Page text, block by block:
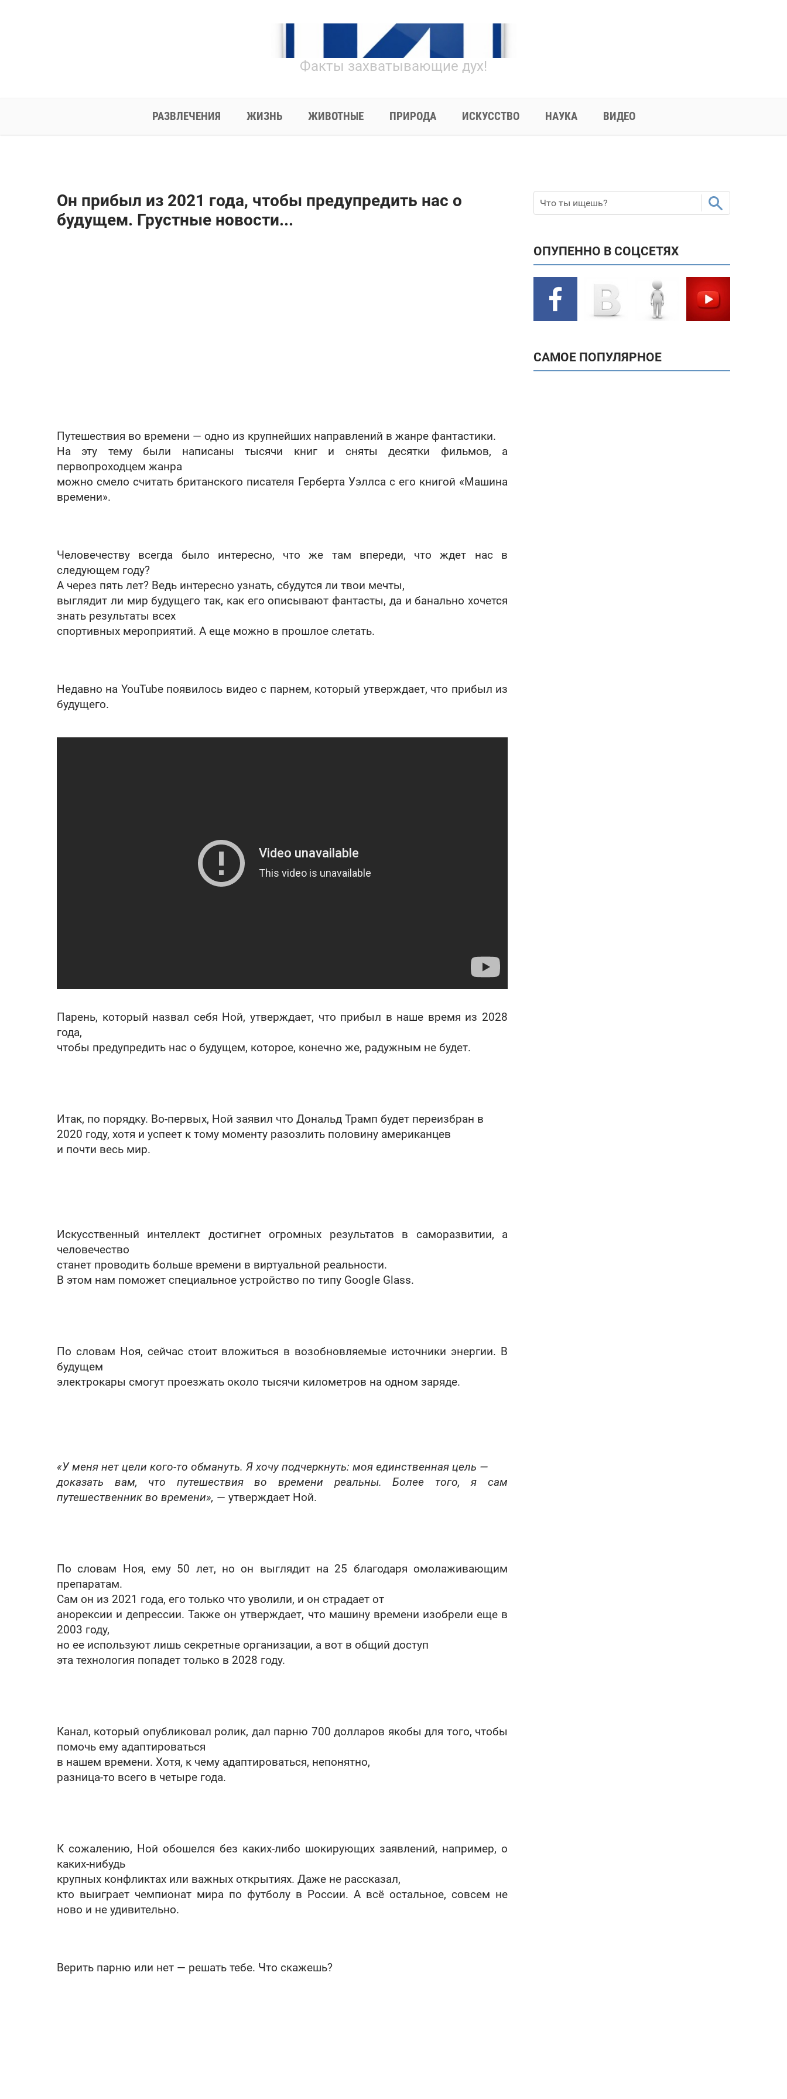
Факты захватывающие дух!
РАЗВЛЕЧЕНИЯ ЖИЗНЬ ЖИВОТНЫЕ ПРИРОДА ИСКУССТВО НАУКА ВИДЕО
Он прибыл из 2021 года, чтобы предупредить нас о
будущем. Грустные новости...
Путешествия во времени — одно из крупнейших направлений в жанре фантастики.
На эту тему были написаны тысячи книг и сняты десятки фильмов, а
первопроходцем жанра
можно смело считать британского писателя Герберта Уэллса с его книгой «Машина
времени».
Человечеству всегда было интересно, что же там впереди, что ждет нас в
следующем году?
А через пять лет? Ведь интересно узнать, сбудутся ли твои мечты,
выглядит ли мир будущего так, как его описывают фантасты, да и банально хочется
знать результаты всех
спортивных мероприятий. А еще можно в прошлое слетать.
Недавно на YouTube появилось видео с парнем, который утверждает, что прибыл из
будущего.
Парень, который назвал себя Ной, утверждает, что прибыл в наше время из 2028
года,
чтобы предупредить нас о будущем, которое, конечно же, радужным не будет.
Итак, по порядку. Во-первых, Ной заявил что Дональд Трамп будет переизбран в
2020 году, хотя и успеет к тому моменту разозлить половину американцев
и почти весь мир.
Искусственный интеллект достигнет огромных результатов в саморазвитии, а
человечество
станет проводить больше времени в виртуальной реальности.
В этом нам поможет специальное устройство по типу Google Glass.
По словам Ноя, сейчас стоит вложиться в возобновляемые источники энергии. В
будущем
электрокары смогут проезжать около тысячи километров на одном заряде.
«У меня нет цели кого-то обмануть. Я хочу подчеркнуть: моя единственная цель —
доказать вам, что путешествия во времени реальны. Более того, я сам
путешественник во времени», — утверждает Ной.
По словам Ноя, ему 50 лет, но он выглядит на 25 благодаря омолаживающим
препаратам.
Сам он из 2021 года, его только что уволили, и он страдает от
анорексии и депрессии. Также он утверждает, что машину времени изобрели еще в
2003 году,
но ее используют лишь секретные организации, а вот в общий доступ
эта технология попадет только в 2028 году.
Канал, который опубликовал ролик, дал парню 700 долларов якобы для того, чтобы
помочь ему адаптироваться
в нашем времени. Хотя, к чему адаптироваться, непонятно,
разница-то всего в четыре года.
К сожалению, Ной обошелся без каких-либо шокирующих заявлений, например, о
каких-нибудь
крупных конфликтах или важных открытиях. Даже не рассказал,
кто выиграет чемпионат мира по футболу в России. А всё остальное, совсем не
ново и не удивительно.
Верить парню или нет — решать тебе. Что скажешь?
ОПУПЕННО В СОЦСЕТЯХ
САМОЕ ПОПУЛЯРНОЕ